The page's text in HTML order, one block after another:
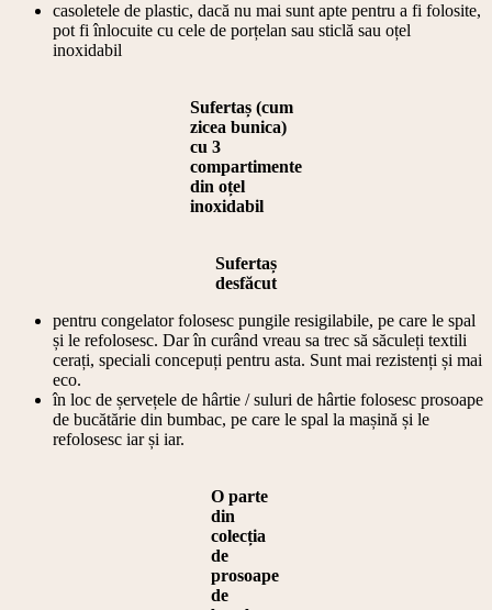
‎casoletele de plastic, dacă nu mai sunt apte pentru a fi folosite,
pot fi înlocuite cu cele de porțelan sau sticlă sau oțel
inoxidabil
Sufertaș (cum
zicea bunica)
cu 3
compartimente
din oțel
inoxidabil
Sufertaș
desfăcut
‎pentru congelator folosesc pungile resigilabile, pe care le spal
și le refolosesc. Dar în curând vreau sa trec să săculeți textili
cerați, speciali concepuți pentru asta. Sunt mai rezistenți și mai
eco.
‎în loc de șervețele de hârtie / suluri de hârtie folosesc prosoape
de bucătărie din bumbac, pe care le spal la mașină și le
refolosesc iar și iar.
O parte
din
colecția
de
prosoape
de